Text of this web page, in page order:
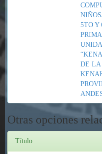
5TO Y
DE LA
Otras opciones
Título